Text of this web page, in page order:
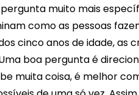
muito mais
como as pessoas
cinco anos de idade, as
boa pergunta é
muita coisa, é melhor